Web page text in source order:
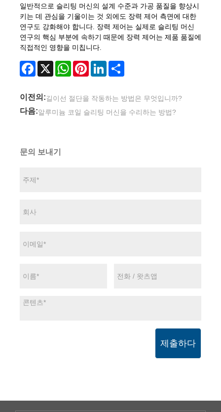
일반적으로 슬리팅 머신의 설계 수준과 가공 품질을 향상시
키는 데 관심을 기울이는 것 외에도 장력 제어 측면에 대한
연구도 강화해야 합니다. 장력 제어는 실제로 슬리팅 머신
연구의 핵심 부분에 속하기 때문에 장력 제어는 제품 품질에
직접적인 영향을 미칩니다.
Facebook
X WhatsAppPinterestLinkedIn
이전의:길이선 절단을 작동하는 방법은 무엇입니까?
다음:알루미늄 코일 슬리팅 머신을 수리하는 방법?
문의 보내기
제출하다